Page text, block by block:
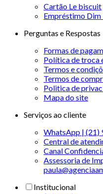
Cartão Le biscuit
Empréstimo Dim
Perguntas e Respostas
Formas de
Política de troca
Termos e
Termos de
Politica de
Mapa do site
Serviços ao cliente
WhatsApp | (21)
Central de
Canal
Assessoria de
Institucional